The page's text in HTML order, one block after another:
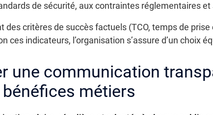
de sécurité, aux contraintes réglementaires
des critères de succès factuels (TCO, temps de
ces indicateurs, l’organisation s’assure d’un choix
une communication
métiers